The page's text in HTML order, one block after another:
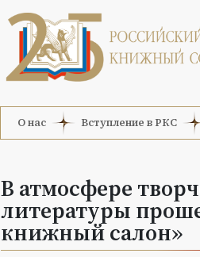
О нас Вступление в РКС
В атмосфере
литературы
книжный салон»